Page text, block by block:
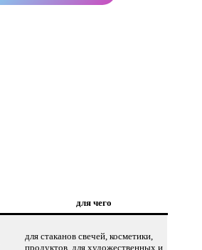
для чего
для стаканов свечей, косметики,
продуктов, для художественных и